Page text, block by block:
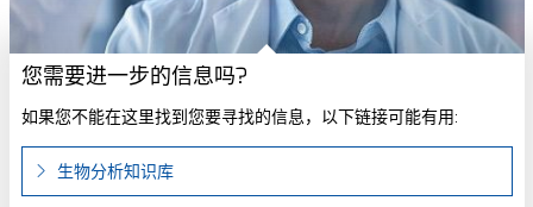
您需要进一步的信息吗?
如果您不能在这里找到您要寻找的信息，以下链接可能有用:
生物分析知识库